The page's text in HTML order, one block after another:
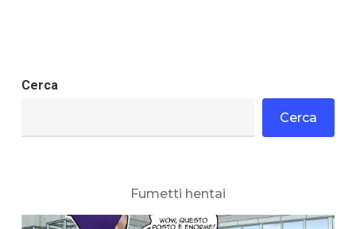
Cerca
Cerca
Fumetti hentai